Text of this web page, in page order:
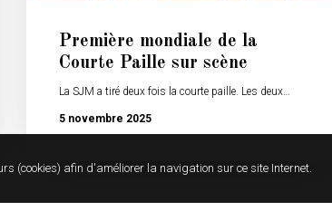
Première mondiale de la
Courte Paille sur scène
La SJM a tiré deux fois la courte paille. Les deux…
5 novembre 2025
(cookies) afin d'améliorer la navigation sur ce site Internet.